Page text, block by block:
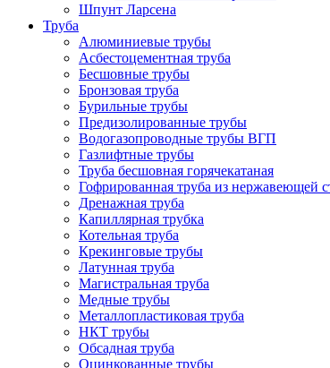
Шпунт Ларсена
Труба
Алюминиевые трубы
Асбестоцементная труба
Бесшовные трубы
Бронзовая труба
Бурильные трубы
Предизолированные трубы
Водогазопроводные трубы ВГП
Газлифтные трубы
Труба бесшовная горячекатаная
Гофрированная труба из нержавеющей
Дренажная труба
Капиллярная трубка
Котельная труба
Крекинговые трубы
Латунная труба
Магистральная труба
Медные трубы
Металлопластиковая труба
НКТ трубы
Обсадная труба
Оцинкованные трубы